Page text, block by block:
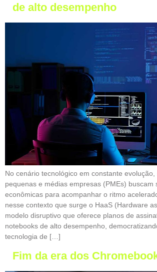
de alto desempenho
No cenário tecnológico em constante evolução,
pequenas e médias empresas (PMEs) buscam
econômicas para acompanhar o ritmo
nesse contexto que surge o HaaS (Hardware
modelo disruptivo que oferece planos de
notebooks de alto desempenho,
tecnologia de […]
Fim da era dos